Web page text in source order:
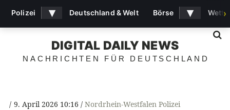
DIGITAL DAILY NEWS
NACHRICHTEN FÜR DEUTSCHLAND
9. April 2026 10:16 Nordrhein-Westfalen Polizei
Polizei ▾ Deutschland & Welt Börse ▾ ›